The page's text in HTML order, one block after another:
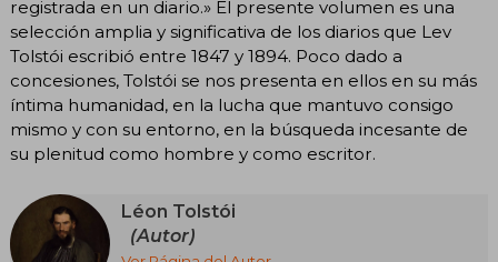
registrada en un diario.» El presente volumen es una
selección amplia y significativa de los diarios que Lev
Tolstói escribió entre 1847 y 1894. Poco dado a
concesiones, Tolstói se nos presenta en ellos en su más
íntima humanidad, en la lucha que mantuvo consigo
mismo y con su entorno, en la búsqueda incesante de
su plenitud como hombre y como escritor.
Léon Tolstói
(Autor)